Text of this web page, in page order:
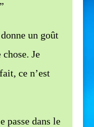
un goût
Je
ce n’est
passe dans le